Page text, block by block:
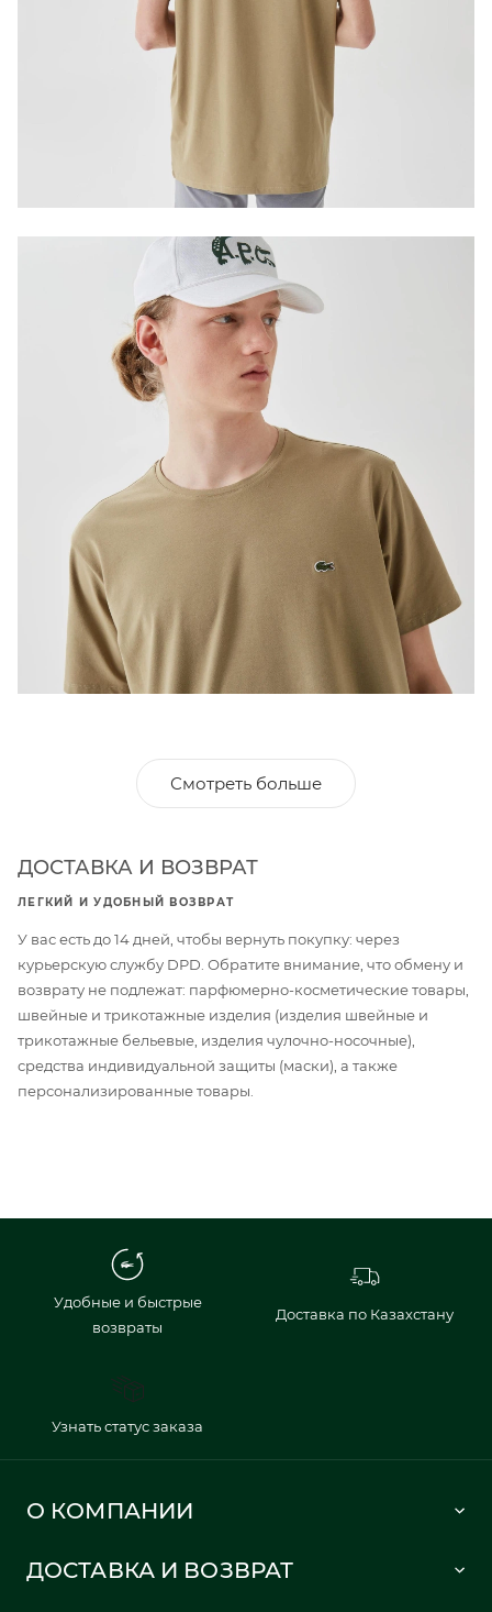
Смотреть больше
ДОСТАВКА И ВОЗВРАТ
ЛЕГКИЙ И УДОБНЫЙ ВОЗВРАТ
У вас есть до 14 дней, чтобы вернуть покупку: через
курьерскую службу DPD. Обратите внимание, что обмену и
возврату не подлежат: парфюмерно-косметические товары,
швейные и трикотажные изделия (изделия швейные и
трикотажные бельевые, изделия чулочно-носочные),
средства индивидуальной защиты (маски), а также
персонализированные товары.
Удобные и быстрые
возвраты
Доставка по Казахстану
Узнать статус заказа
О КОМПАНИИ
Политика в отношении обработки персональных данных
ДОСТАВКА И ВОЗВРАТ